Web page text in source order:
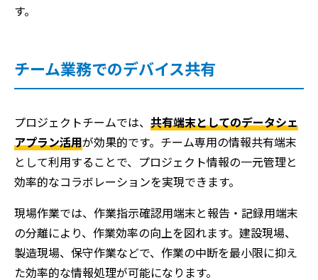
す。
チーム業務でのデバイス共有
プロジェクトチームでは、 共有端末としてのデータシェ
アプラン活用が効果的です。チーム専用の情報共有端末
として利用することで、プロジェクト情報の一元管理と
効率的なコラボレーションを実現できます。
現場作業では、作業指示確認用端末と報告・記録用端末
の分離により、作業効率の向上を図れます。建設現場、
製造現場、保守作業などで、作業の中断を最小限に抑え
た効率的な情報処理が可能になります。